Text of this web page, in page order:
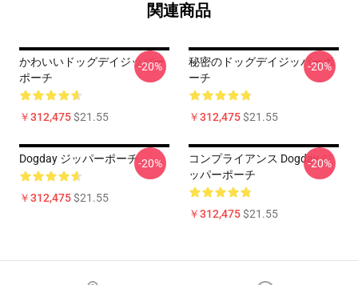
関連商品
かわいいドッグデイジッパー
ポーチ
￥312,475$21.55
-20%
秘密のドッグデイジッパーポ
ーチ
￥312,475$21.55
-20%
Dogday ジッパーポーチ
￥312,475$21.55
-20%
コンプライアンス Dogday ジ
ッパーポーチ
￥312,475$21.55
-20%